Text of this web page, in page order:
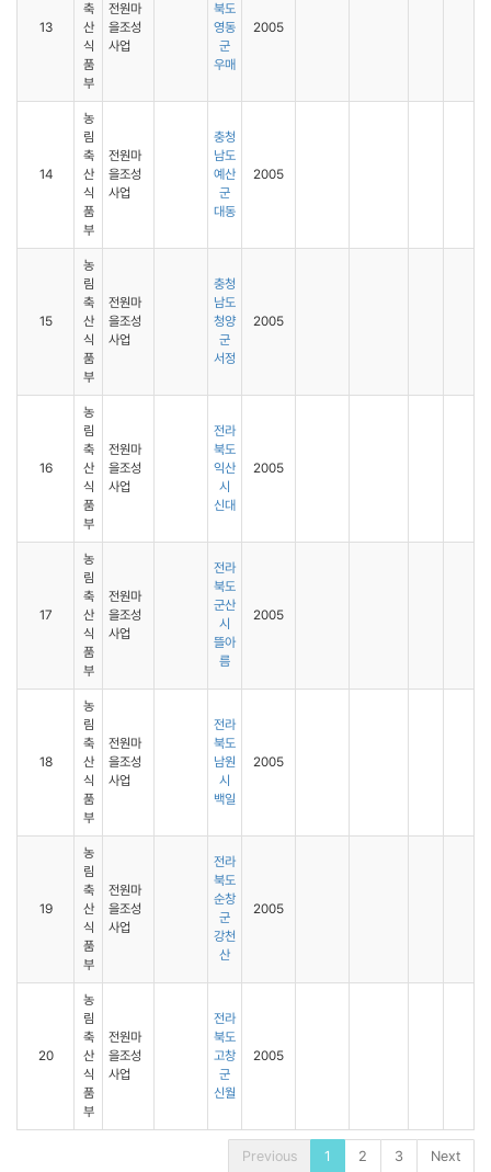
13
축
산
식
품
부
전원마
을조성
사업
북도
영동
군
우매
2005
14
농
림
축
산
식
품
부
전원마
을조성
사업
충청
남도
예산
군
대동
2005
15
농
림
축
산
식
품
부
전원마
을조성
사업
충청
남도
청양
군
서정
2005
16
농
림
축
산
식
품
부
전원마
을조성
사업
전라
북도
익산
시
신대
2005
17
농
림
축
산
식
품
부
전원마
을조성
사업
전라
북도
군산
시
뜰아
름
2005
18
농
림
축
산
식
품
부
전원마
을조성
사업
전라
북도
남원
시
백일
2005
19
농
림
축
산
식
품
부
전원마
을조성
사업
전라
북도
순창
군
강천
산
2005
20
농
림
축
산
식
품
부
전원마
을조성
사업
전라
북도
고창
군
신월
2005
Previous 1 2 3 Next